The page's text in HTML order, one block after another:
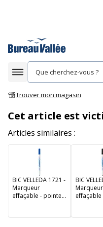
Afficher la navigation
Trouver mon magasin
Cet article est
Articles similaires :
BIC VELLEDA 1721 -
Marqueur
effaçable - pointe
BIC
Marqueur